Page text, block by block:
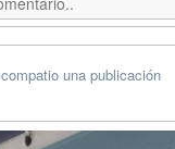
compatio una publicación